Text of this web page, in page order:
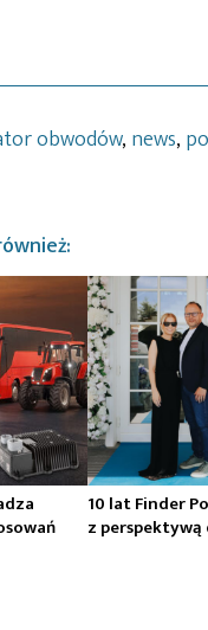
obwodów, news,
10 lat Finder
z